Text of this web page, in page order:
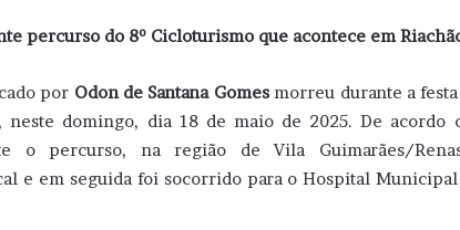
percurso do 8º Cicloturismo que acontece em
por Odon de Santana Gomesmorreu durante a
neste domingo, dia 18 de maio de 2025. De acordo
o percurso, na região de Vila Guimarães/
e em seguida foi socorrido para o Hospital